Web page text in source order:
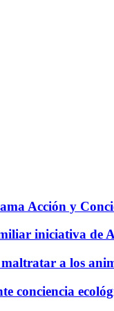
Acción y
iniciativa de
a los
conciencia